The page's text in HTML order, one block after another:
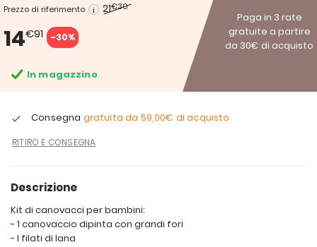
Prezzo di riferimento 21€30
14€91 -30%
Paga in 3 rate
gratuite a partire
da 30€ di acquisto
In magazzino
Consegna gratuita da 59,00€ di acquisto
RITIRO E CONSEGNA
Descrizione
Kit di canovacci per bambini:
- 1 canovaccio dipinta con grandi fori
- I filati di lana